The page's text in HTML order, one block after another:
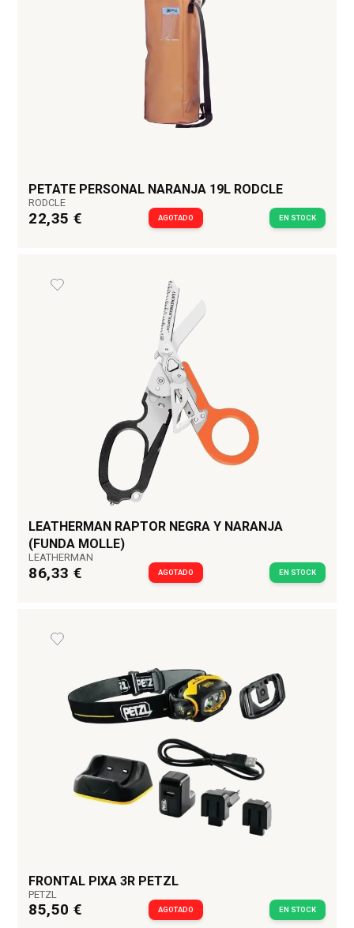
PETATE PERSONAL NARANJA 19L RODCLE
RODCLE
22,35 € AGOTADO EN STOCK
LEATHERMAN RAPTOR NEGRA Y NARANJA
(FUNDA MOLLE)
LEATHERMAN
86,33 € AGOTADO EN STOCK
FRONTAL PIXA 3R PETZL
PETZL
85,50 € AGOTADO EN STOCK